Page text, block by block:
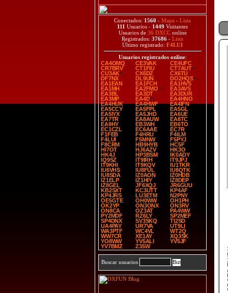
Conectados: 1560 - Mapa - Lista
111 Usuarios - 1449 Visitantes
Usuarios de 36 DXCConline
Registrados: 37686 - Lista
Último registrado: F4LUI
Usuarios registrados online:
CA4OMQ
CE3VAK
CE4UFC
CR7BRV
CT1FIU
CT7AUT
CU3AK
CX6DZ
CX6TU
DF7NX
DL9UN
DO2HQS
EA1EAN
EA1FCH
EA1HVS
EA1MH
EA2FMO
EA3AVS
EA3BL
EA3DT
EA3DUR
EA3MP
EA4D
EA4HNO
EA4HUK
EA4HWF
EA4IFN
EA5CCY
EA5FPL
EA5GL
EA5IYX
EA5JHD
EA6UE
EA7TR
EA8AUW
EA8TC
EA9HY
EB3WH
EB6TO
EC1CZL
EC6AAE
EC7R
F1FEB
F4HRU
F4ILM
F4LUI
F5MNW
F5PYJ
F8CRM
HB9HYB
HC5F
HI7OT
HJ6AZV
HK3O
HK4J
HP3BSM
IK0ADY
IQ9SZ
IT9IRH
IT9JPJ
IT9KHI
IT9KQV
IU1TKR
IU6VHS
IU8FUL
IU8QTK
IU8SDA
IZ0AON
IZ0HDB
IZ1ELP
IZ1HIY
IZ8DEP
IZ8GEL
JF6XQJ
JR6GUU
KB2SXT
KC3UTT
KP4AF
KP4JRS
LU3ETM
N2PNY
OE5GTE
OH0WW
OH1PH
OK2YP
ON3ONX
ON3RV
ON8CA
OZ3AT
PA4WW
PY2MDF
RZ6LY
SP2MEF
SP4DNX
SV3SKQ
TI2SD
UA4PAY
UR7VA
UT9LI
WA3PTF
WC4VL
WT2Q
WW7CR
XE1AY
XQ3SK
YO8WW
YV5ALI
YV5JF
YV7BMZ
Z35W
Buscar usuarios